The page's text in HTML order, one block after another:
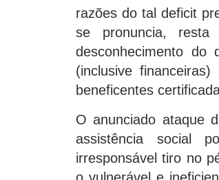
razões do tal deficit
se pronuncia, resta
desconhecimento do
(inclusive
beneficentes
O anunciado ataque
assistência social
irresponsável tiro no